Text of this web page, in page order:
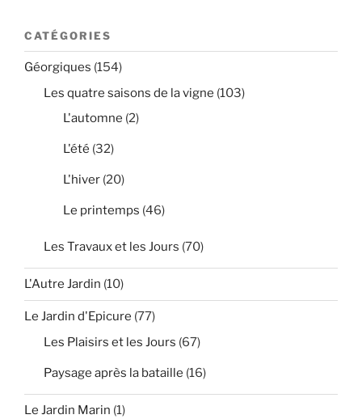
CATÉGORIES
Géorgiques (154)
Les quatre saisons de la vigne (103)
L'automne (2)
L'été (32)
L'hiver (20)
Le printemps (46)
Les Travaux et les Jours (70)
L'Autre Jardin (10)
Le Jardin d'Epicure (77)
Les Plaisirs et les Jours (67)
Paysage après la bataille (16)
Le Jardin Marin (1)